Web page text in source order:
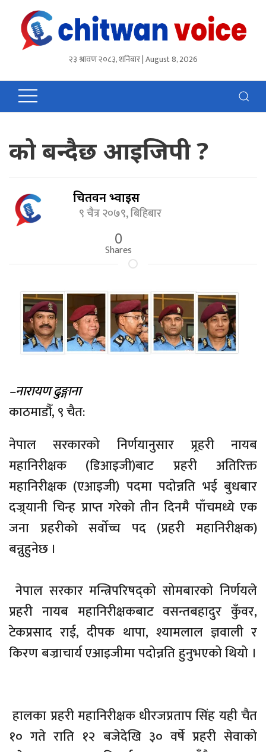
२३ श्रावण २०८३, शनिबार | August 8, 2026
को बन्दैछ आइजिपी ?
चितवन भ्वाईस
९ चैत्र २०७९, बिहिबार
0
Shares
–नारायण ढुङ्गाना
काठमाडौँ, ९ चैत:
नेपाल सरकारको निर्णयानुसार प्र्रहरी नायब
महानिरीक्षक (डिआइजी)बाट प्रहरी अतिरिक्त
महानिरीक्षक (एआइजी) पदमा पदोन्नति भई बुधबार
दज्र्यानी चिन्ह प्राप्त गरेको तीन दिनमै पाँचमध्ये एक
जना प्रहरीको सर्वाेच्च पद (प्रहरी महानिरीक्षक)
बन्नुहुनेछ ।
नेपाल सरकार मन्त्रिपरिषद्को सोमबारको निर्णयले
प्रहरी नायब महानिरीक्षकबाट वसन्तबहादुर कुँवर,
टेकप्रसाद राई, दीपक थापा, श्यामलाल ज्ञवाली र
किरण बज्राचार्य एआइजीमा पदोन्नति हुनुभएको थियो ।
हालका प्रहरी महानिरीक्षक धीरजप्रताप सिंह यही चैत
१० गते राति १२ बजेदेखि ३० वर्षे प्रहरी सेवाको